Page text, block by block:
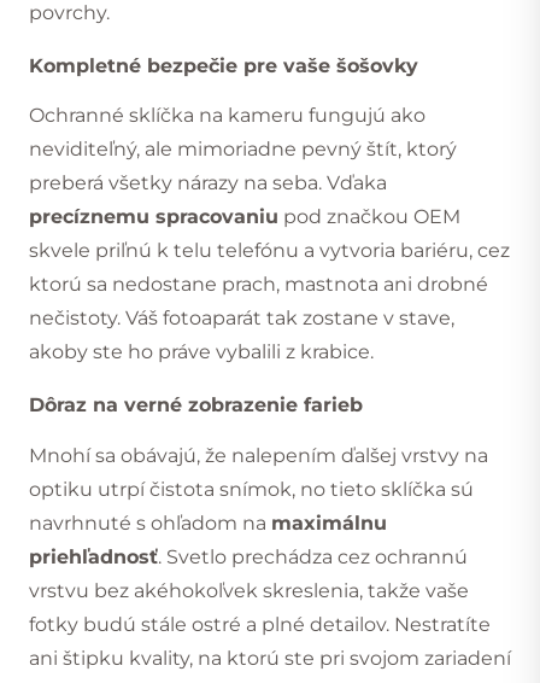
povrchy.
Kompletné bezpečie pre vaše šošovky
Ochranné sklíčka na kameru fungujú ako
neviditeľný, ale mimoriadne pevný štít, ktorý
preberá všetky nárazy na seba. Vďaka
precíznemu spracovaniu pod značkou OEM
skvele priľnú k telu telefónu a vytvoria bariéru, cez
ktorú sa nedostane prach, mastnota ani drobné
nečistoty. Váš fotoaparát tak zostane v stave,
akoby ste ho práve vybalili z krabice.
Dôraz na verné zobrazenie farieb
Mnohí sa obávajú, že nalepením ďalšej vrstvy na
optiku utrpí čistota snímok, no tieto sklíčka sú
navrhnuté s ohľadom na maximálnu
priehľadnosť. Svetlo prechádza cez ochrannú
vrstvu bez akéhokoľvek skreslenia, takže vaše
fotky budú stále ostré a plné detailov. Nestratíte
ani štipku kvality, na ktorú ste pri svojom zariadení